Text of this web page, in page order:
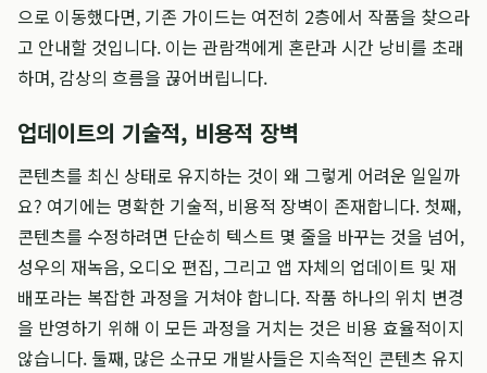
으로 이동했다면, 기존 가이드는 여전히 2층에서 작품을 찾으라
고 안내할 것입니다. 이는 관람객에게 혼란과 시간 낭비를 초래
하며, 감상의 흐름을 끊어버립니다.
업데이트의 기술적, 비용적 장벽
콘텐츠를 최신 상태로 유지하는 것이 왜 그렇게 어려운 일일까
요? 여기에는 명확한 기술적, 비용적 장벽이 존재합니다. 첫째,
콘텐츠를 수정하려면 단순히 텍스트 몇 줄을 바꾸는 것을 넘어,
성우의 재녹음, 오디오 편집, 그리고 앱 자체의 업데이트 및 재
배포라는 복잡한 과정을 거쳐야 합니다. 작품 하나의 위치 변경
을 반영하기 위해 이 모든 과정을 거치는 것은 비용 효율적이지
않습니다. 둘째, 많은 소규모 개발사들은 지속적인 콘텐츠 유지